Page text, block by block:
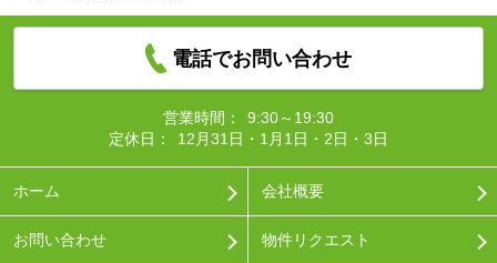
電話でお問い合わせ
営業時間：
9:30～19:30
定休日：
12月31日・1月1日・2日・3日
ホーム 会社概要
お問い合わせ 物件リクエスト